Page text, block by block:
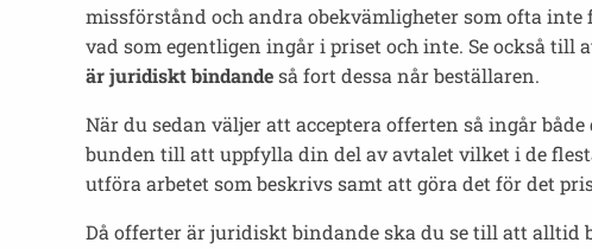
missförstånd och andra obekvämligheter som ofta
vad som egentligen ingår i priset och inte. Se också
är juridiskt bindandeså fort dessa når beställaren.
När du sedan väljer att acceptera offerten så ingår
bunden till att uppfylla din del av avtalet vilket i de
utföra arbetet som beskrivs samt att göra det för det
Då offerter är juridiskt bindande ska du se till att alltid